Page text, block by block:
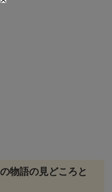
物語の見どころと